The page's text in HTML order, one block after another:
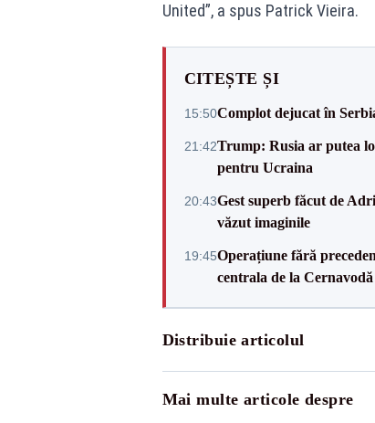
United”, a spus Patrick Vieira.
CITEȘTE ȘI
15:50Complot dejucat în
21:42Trump: Rusia ar putea
pentru Ucraina
20:43Gest superb făcut de
văzut imaginile
19:45Operațiune fără
centrala de la Cernavodă
Distribuie articolul
Mai multe articole despre